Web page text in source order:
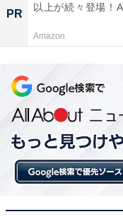
PR
以上が続々登場！
Amazon